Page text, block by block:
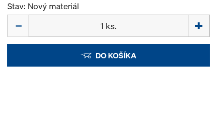
Stav: Nový materiál
DO KOŠÍKA